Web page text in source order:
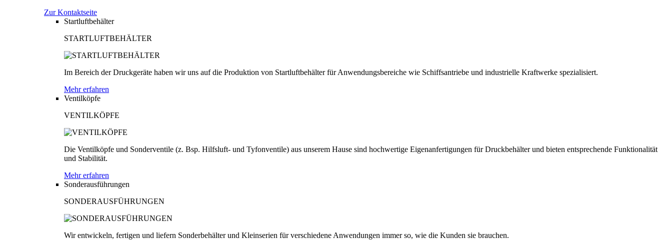
Zur Kontaktseite
Startluftbehälter
STARTLUFTBEHÄLTER
Im Bereich der Druckgeräte haben wir uns auf die Produktion von Startluftbehälter für Anwendungsbereiche wie Schiffsantriebe und industrielle Kraftwerke spezialisiert.
Mehr erfahren
Ventilköpfe
VENTILKÖPFE
Die Ventilköpfe und Sonderventile (z. Bsp. Hilfsluft- und Tyfonventile) aus unserem Hause sind hochwertige Eigenanfertigungen für Druckbehälter und bieten entsprechende Funktionalität
und Stabilität.
Mehr erfahren
Sonderausführungen
SONDERAUSFÜHRUNGEN
Wir entwickeln, fertigen und liefern Sonderbehälter und Kleinserien für verschiedene Anwendungen immer so, wie die Kunden sie brauchen.